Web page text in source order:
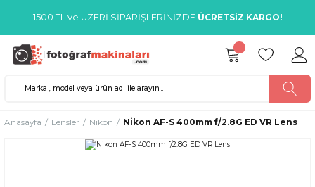
1500 TL ve ÜZERİ SİPARİŞLERİNİZDE ÜCRETSİZ KARGO!
Anasayfa Lensler Nikon Nikon AF-S 400mm f/2.8G ED VR Lens